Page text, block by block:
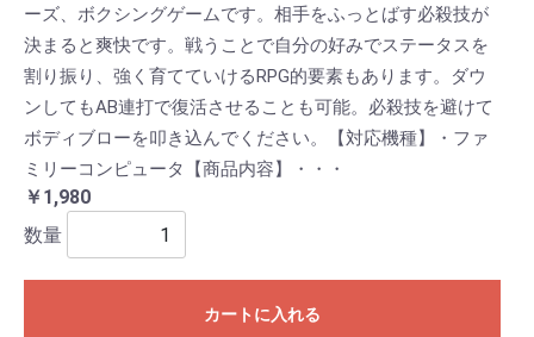
ーズ、ボクシングゲームです。相手をふっとばす必殺技が
決まると爽快です。戦うことで自分の好みでステータスを
割り振り、強く育てていけるRPG的要素もあります。ダウ
ンしてもAB連打で復活させることも可能。必殺技を避けて
ボディブローを叩き込んでください。【対応機種】・ファ
ミリーコンピュータ【商品内容】・・・
￥1,980
数量
カートに入れる